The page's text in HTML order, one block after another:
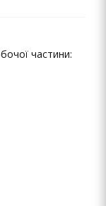
частини: